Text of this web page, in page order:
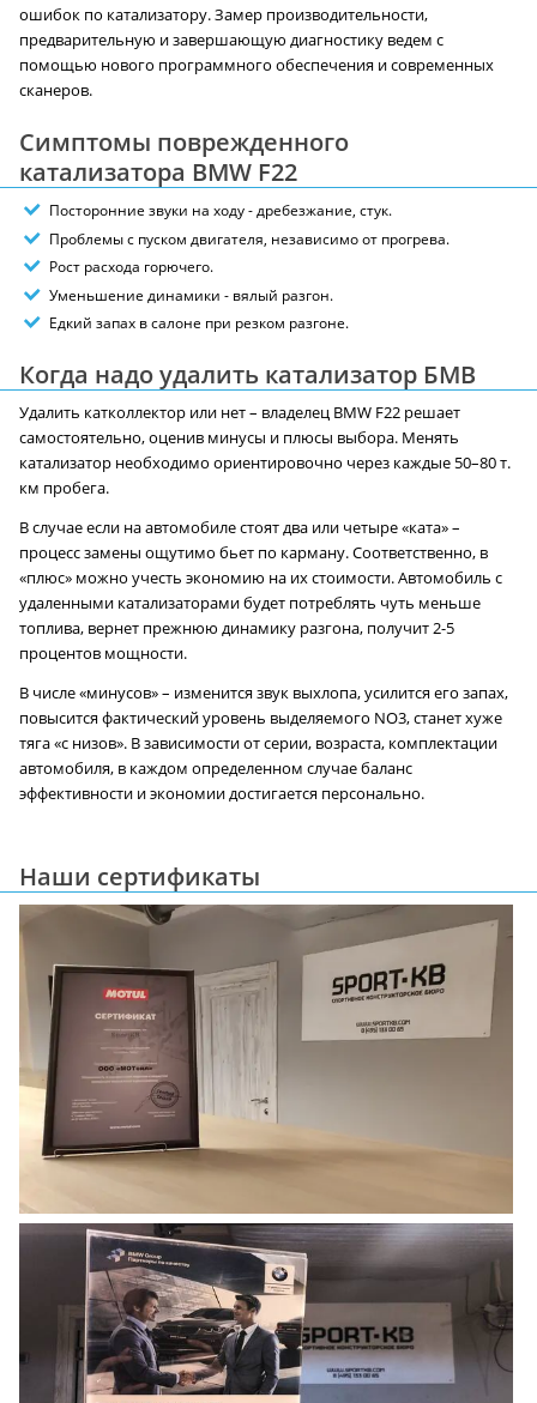
ошибок по катализатору. Замер производительности,
предварительную и завершающую диагностику ведем с
помощью нового программного обеспечения и современных
сканеров.
Симптомы поврежденного
катализатора BMW F22
Посторонние звуки на ходу - дребезжание, стук.
Проблемы с пуском двигателя, независимо от прогрева.
Рост расхода горючего.
Уменьшение динамики - вялый разгон.
Едкий запах в салоне при резком разгоне.
Когда надо удалить катализатор БМВ
Удалить катколлектор или нет – владелец BMW F22 решает
самостоятельно, оценив минусы и плюсы выбора. Менять
катализатор необходимо ориентировочно через каждые 50–80 т.
км пробега.
В случае если на автомобиле стоят два или четыре «ката» –
процесс замены ощутимо бьет по карману. Соответственно, в
«плюс» можно учесть экономию на их стоимости. Автомобиль с
удаленными катализаторами будет потреблять чуть меньше
топлива, вернет прежнюю динамику разгона, получит 2-5
процентов мощности.
В числе «минусов» – изменится звук выхлопа, усилится его запах,
повысится фактический уровень выделяемого NO3, станет хуже
тяга «с низов». В зависимости от серии, возраста, комплектации
автомобиля, в каждом определенном случае баланс
эффективности и экономии достигается персонально.
Наши сертификаты